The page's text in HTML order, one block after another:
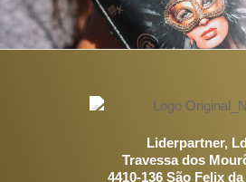
Liderpartner,
Travessa dos
4410-136 São Felix